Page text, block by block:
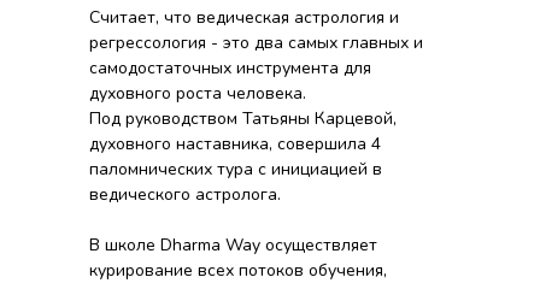
Считает, что ведическая астрология и
регрессология - это два самых главных и
самодостаточных инструмента для
духовного роста человека.
Под руководством Татьяны Карцевой,
духовного наставника, совершила 4
паломнических тура с инициацией в
ведического астролога.
В школе Dharma Way осуществляет
курирование всех потоков обучения,